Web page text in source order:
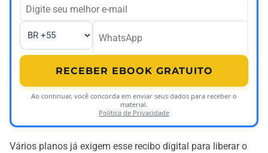
RECEBER EBOOK GRATUITO
Ao continuar, você concorda em enviar seus dados para receber o
material.
Política de Privacidade
Vários planos já exigem esse recibo digital para liberar o